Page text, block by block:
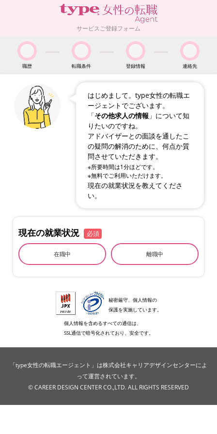
サービスご登録フォーム
職歴 転職条件 登録情報 連絡先
はじめまして。type女性の転職エ
ージェントでございます。
「その他求人の情報 」について知
りたいのですね。
アドバイザーとの面談を通したこ
の疑問の解消のために、何点か質
問させていただきます。
※所要時間は1分ほどです。
※無料でご利用いただけます。
現在の就業状況を教えてくださ
い。
現在の就業状況 必須
在職中 離職中
秘密厳守、個人情報の
保護を実施しています。
個人情報を含めるすべての通信は、
SSL通信で暗号化されており、安全です。
「type女性の転職エージェント」は株式会社キャリアデザインセンターによ
って運営されています。
© CAREER DESIGN CENTER CO.,LTD. ALL RIGHTS RESERVED